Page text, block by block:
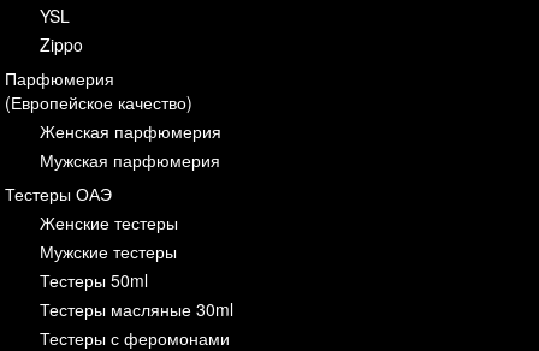
YSL
Zippo
Парфюмерия
(Европейское качество)
Женская парфюмерия
Мужская парфюмерия
Тестеры ОАЭ
Женские тестеры
Мужские тестеры
Тестеры 50ml
Тестеры масляные 30ml
Тестеры с феромонами